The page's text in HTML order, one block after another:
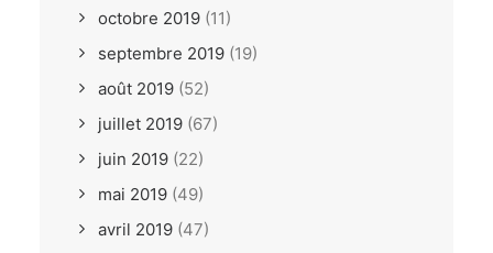
octobre 2019 (11)
septembre 2019 (19)
août 2019 (52)
juillet 2019 (67)
juin 2019 (22)
mai 2019 (49)
avril 2019 (47)